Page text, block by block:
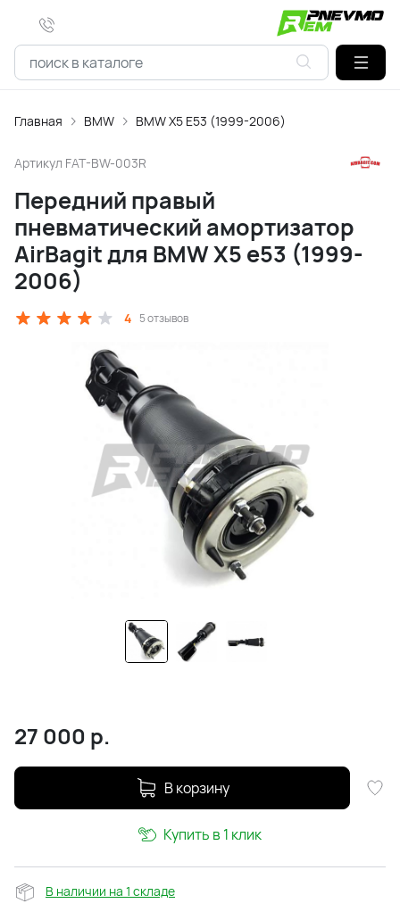
Главная BMW BMW X5 E53 (1999-2006)
Артикул FAT-BW-003R
Передний правый
пневматический амортизатор
AirBagit для BMW X5 e53 (1999-
2006)
4 5 отзывов
27 000 р.
В корзину
Купить в 1 клик
В наличии на 1 складе